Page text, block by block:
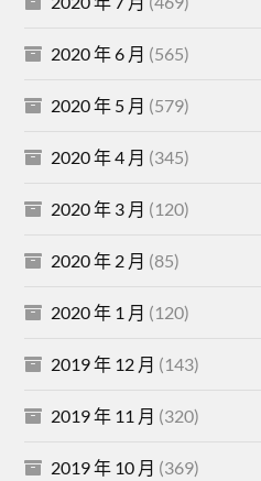
2020 年 6 月 (565)
2020 年 5 月 (579)
2020 年 4 月 (345)
2020 年 3 月 (120)
2020 年 2 月 (85)
2020 年 1 月 (120)
2019 年 12 月 (143)
2019 年 11 月 (320)
2019 年 10 月 (369)